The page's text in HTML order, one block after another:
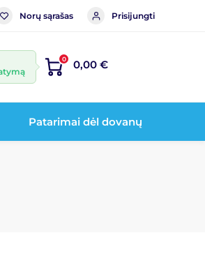
Norų sąrašas Prisijungti
0 0,00 €
Patarimai dėl dovanų